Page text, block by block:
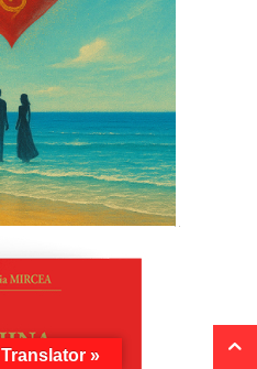
Translator »